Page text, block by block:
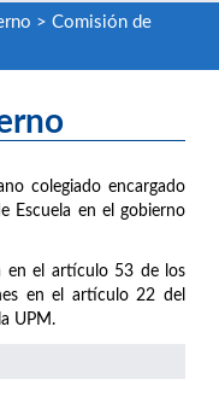
> Comisión de
colegiado encargado
Escuela en el gobierno
en el artículo 53 de los
en el artículo 22 del
UPM.